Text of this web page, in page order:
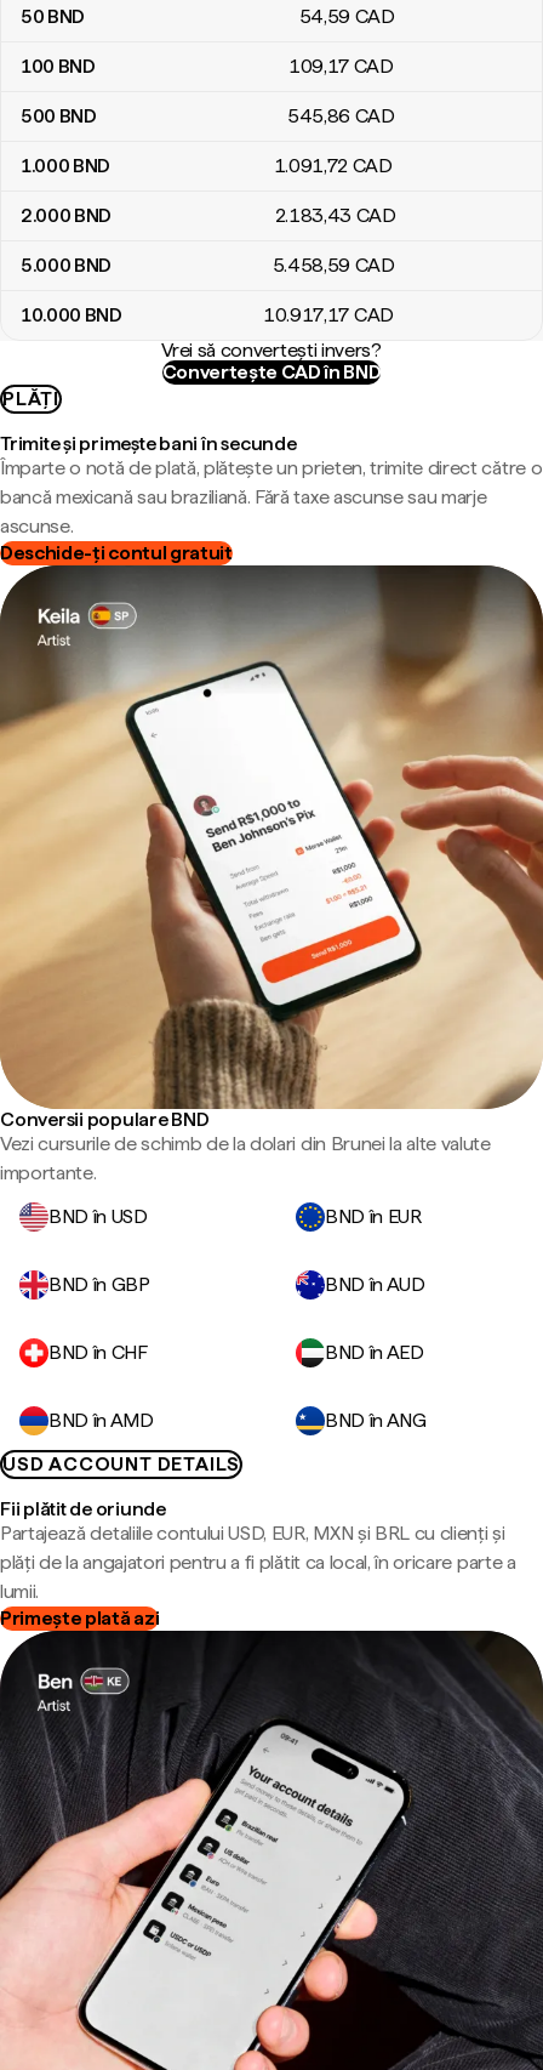
50 BND 54,59 CAD
100 BND 109,17 CAD
500 BND 545,86 CAD
1.000 BND 1.091,72 CAD
2.000 BND 2.183,43 CAD
5.000 BND 5.458,59 CAD
10.000 BND 10.917,17 CAD
Vrei să convertești invers?
Convertește CAD în BND
PLĂȚI
Trimite și primește bani în secunde
Împarte o notă de plată, plătește un prieten, trimite direct către o
bancă mexicană sau braziliană. Fără taxe ascunse sau marje
ascunse.
Deschide-ți contul gratuit
Conversii populare BND
Vezi cursurile de schimb de la dolari din Brunei la alte valute
importante.
BND în USD
BND în EUR
BND în GBP BND în AUD
BND în CHF BND în AED
BND în AMD
BND în ANG
USD ACCOUNT DETAILS
Fii plătit de oriunde
Partajează detaliile contului USD, EUR, MXN și BRL cu clienți și
plăți de la angajatori pentru a fi plătit ca local, în oricare parte a
lumii.
Primește plată azi